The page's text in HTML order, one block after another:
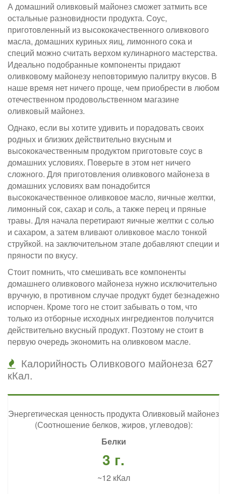
А домашний оливковый майонез сможет затмить все
остальные разновидности продукта. Соус,
приготовленный из высококачественного оливкового
масла, домашних куриных яиц, лимонного сока и
специй можно считать верхом кулинарного мастерства.
Идеально подобранные компоненты придают
оливковому майонезу неповторимую палитру вкусов. В
наше время нет ничего проще, чем приобрести в любом
отечественном продовольственном магазине
оливковый майонез.
Однако, если вы хотите удивить и порадовать своих
родных и близких действительно вкусным и
высококачественным продуктом приготовьте соус в
домашних условиях. Поверьте в этом нет ничего
сложного. Для приготовления оливкового майонеза в
домашних условиях вам понадобится
высококачественное оливковое масло, яичные желтки,
лимонный сок, сахар и соль, а также перец и пряные
травы. Для начала перетирают яичные желтки с солью
и сахаром, а затем вливают оливковое масло тонкой
струйкой. на заключительном этапе добавляют специи и
пряности по вкусу.
Стоит помнить, что смешивать все компоненты
домашнего оливкового майонеза нужно исключительно
вручную, в противном случае продукт будет безнадежно
испорчен. Кроме того не стоит забывать о том, что
только из отборные исходных ингредиентов получится
действительно вкусный продукт. Поэтому не стоит в
первую очередь экономить на оливковом масле.
Калорийность Оливкового майонеза 627
кКал.
Энергетическая ценность продукта Оливковый майонез
(Соотношение белков, жиров, углеводов):
Белки
3 г.
~12 кКал